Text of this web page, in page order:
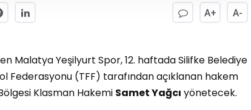
A+ A-
Malatya Yeşilyurt Spor, 12. haftada Silifke Belediye
Federasyonu (TFF) tarafından açıklanan hakem
Klasman Hakemi Samet Yağcı yönetecek.